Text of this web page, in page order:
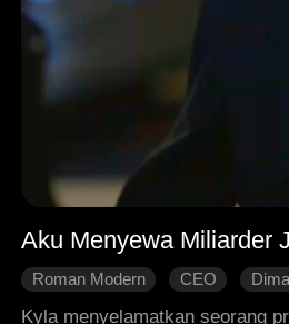
Aku Menyewa Miliarder
Roman Modern CEO